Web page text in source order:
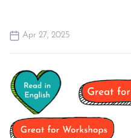
Apr 27, 2025